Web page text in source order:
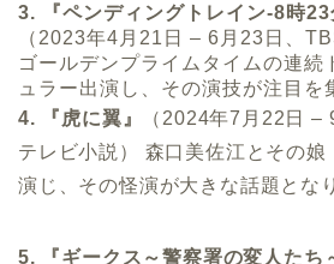
3. 『ペンディングトレイン-8時23
（2023年4月21日 – 6月23日、
ゴールデンプライムタイムの連続
ュラー出演し、その演技が注目を
4. 『虎に翼』
（2024年7月22日
テレビ小説） 森口美佐江とその娘
演じ、その怪演が大きな話題とな
5. 『ギークス～警察署の変人たち